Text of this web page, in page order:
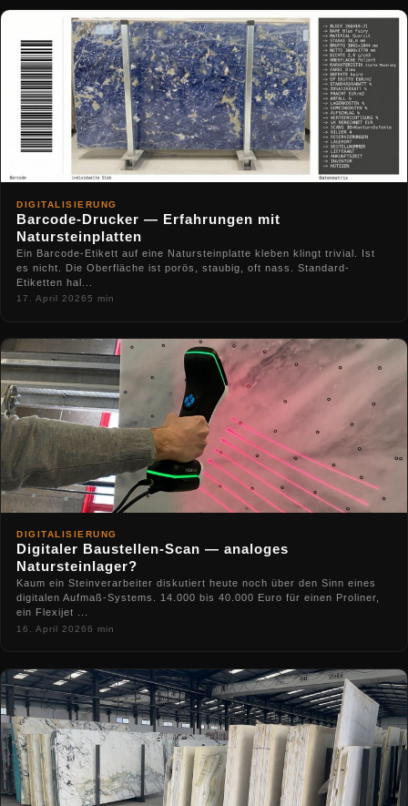
DIGITALISIERUNG
Barcode-Drucker — Erfahrungen mit
Natursteinplatten
Ein Barcode-Etikett auf eine Natursteinplatte kleben klingt trivial. Ist
es nicht. Die Oberfläche ist porös, staubig, oft nass. Standard-
Etiketten hal...
17. April 20265 min
DIGITALISIERUNG
Digitaler Baustellen-Scan — analoges
Natursteinlager?
Kaum ein Steinverarbeiter diskutiert heute noch über den Sinn eines
digitalen Aufmaß-Systems. 14.000 bis 40.000 Euro für einen Proliner,
ein Flexijet ...
16. April 20266 min